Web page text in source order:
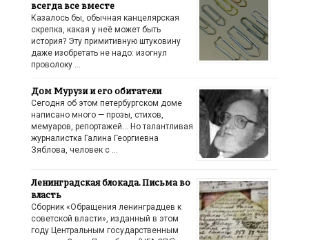
всегда все вместе
Казалось бы, обычная канцелярская
скрепка, какая у неё может быть
история? Эту примитивную штуковину
даже изобретать не надо: изогнул
проволоку …
Дом Мурузи и его обитатели
Сегодня об этом петербургском доме
написано много — прозы, стихов,
мемуаров, репортажей… Но талантливая
журналистка Галина Георгиевна
Зяблова, человек с …
Ленинградская блокада. Письма во
власть
Сборник «Обращения ленинградцев к
советской власти», изданный в этом
году Центральным государственным